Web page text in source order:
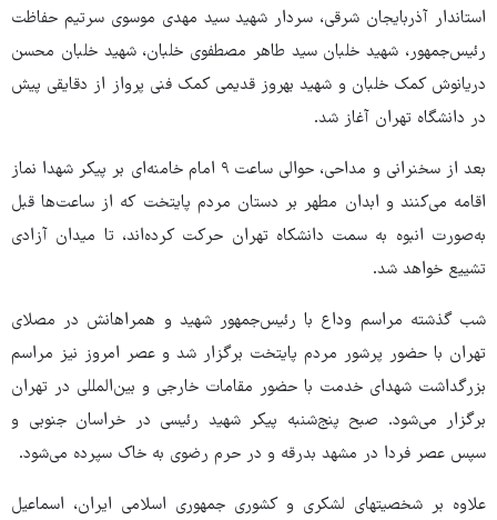
استاندار آذربایجان شرقی، سردار شهید سید مهدی موسوی سرتیم حفاظت
رئیس‌جمهور، شهید خلبان سید طاهر مصطفوی خلبان، شهید خلبان محسن
دریانوش کمک خلبان و شهید بهروز قدیمی کمک فنی پرواز از دقایقی پیش
در دانشگاه تهران آغاز شد.
بعد از سخنرانی و مداحی، حوالی ساعت ۹ امام خامنه‌ای بر پیکر شهدا نماز
اقامه می‌کنند و ابدان مطهر بر دستان مردم پایتخت که از ساعت‌ها قبل
به‌صورت انبوه به سمت دانشکاه تهران حرکت کرده‌اند، تا میدان آزادی
تشییع خواهد شد.
شب گذشته مراسم وداع با رئیس‌جمهور شهید و همراهانش در مصلای
تهران با حضور پرشور مردم پایتخت برگزار شد و عصر امروز نیز مراسم
بزرگداشت شهدای خدمت با حضور مقامات خارجی و بین‌المللی در تهران
برگزار می‌شود. صبح پنج‌شنبه پیکر شهید رئیسی در خراسان جنوبی و
سپس عصر فردا در مشهد بدرقه و در حرم رضوی به خاک سپرده می‌شود.
علاوه بر شخصیتهای لشکری و کشوری جمهوری اسلامی ایران، اسماعیل